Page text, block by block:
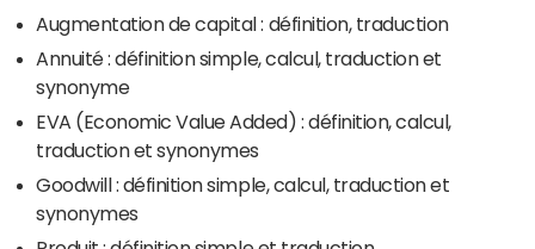
Augmentation de capital : définition, traduction
Annuité : définition simple, calcul, traduction et
synonyme
EVA (Economic Value Added) : définition, calcul,
traduction et synonymes
Goodwill : définition simple, calcul, traduction et
synonymes